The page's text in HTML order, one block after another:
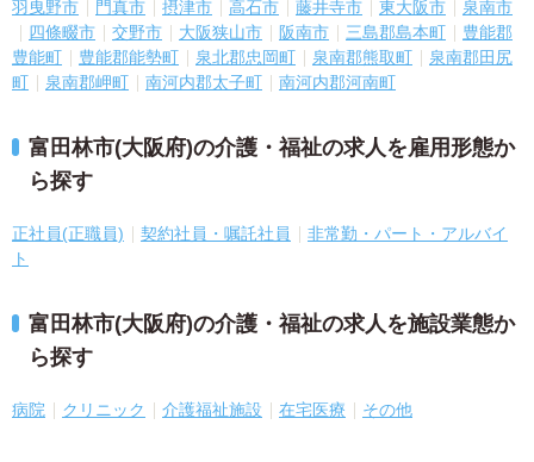
羽曳野市
門真市 摂津市 高石市 藤井寺市 東大阪市
泉南市
四條畷市
交野市 大阪狭山市 阪南市 三島郡島本町
豊能郡
豊能町
豊能郡能勢町 泉北郡忠岡町 泉南郡熊取町
泉南郡田尻
町
泉南郡岬町 南河内郡太子町 南河内郡河南町
富田林市(大阪府)の介護・福祉の求人を雇用形態か
ら探す
正社員(正職員) 契約社員・嘱託社員
非常勤・パート・アルバイ
ト
富田林市(大阪府)の介護・福祉の求人を施設業態か
ら探す
病院 クリニック 介護福祉施設 在宅医療 その他